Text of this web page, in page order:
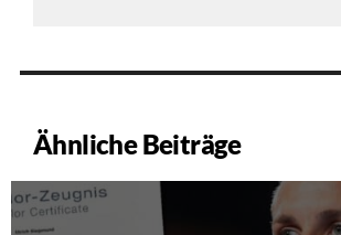
Ähnliche Beiträge